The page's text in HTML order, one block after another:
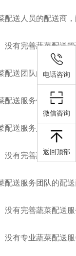
配送人员的配送商
没有完善蔬菜配送
配送团队的配送商
配送服务体系的配
配送服务人员的配
没有完善蔬菜配送
配送服务团队的配
没有完善蔬菜配送
没有专业蔬菜配送
电话咨询
微信咨询
返回顶部